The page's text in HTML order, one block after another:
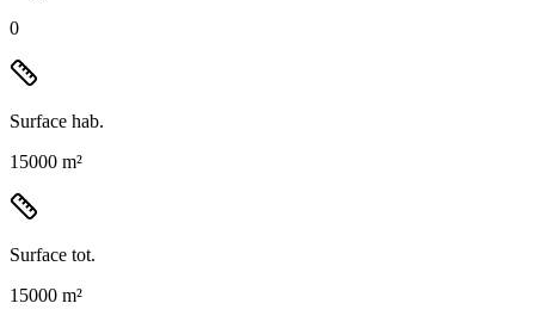
0
Surface hab.
15000 m²
Surface tot.
15000 m²